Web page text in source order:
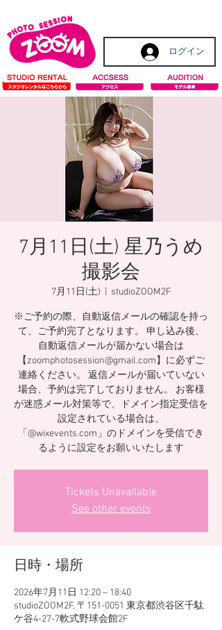
ログイン
7月11日(土) 星乃うめ
撮影会
7月11日(土) studioZOOM2F
※ご予約の際、自動返信メールの確認を持っ
て、ご予約完了となります。 申し込み後、
自動返信メールが届かない場合は
【zoomphotosession@gmail.com】に必ずご
連絡ください。 返信メールが届いていない
場合、予約は完了しておりません。 お客様
が迷惑メール対策等で、ドメイン指定受信を
設定されている場合は、
「@wixevents.com」のドメインを受信でき
るように設定をお願いいたします
Tickets Unavailable
See other events
日時・場所
2026年7月11日 12:20 – 18:40
studioZOOM2F, 〒151-0051 東京都渋谷区千駄
ケ谷4-27-7軟式野球会館2F